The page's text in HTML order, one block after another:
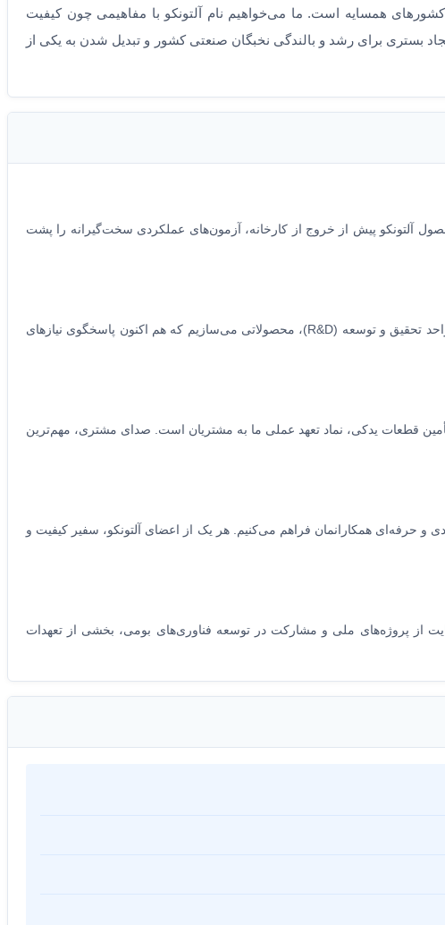
همسایه است. ما می‌خواهیم نام آلتونکو با مفاهیمی چون کیفیت
بستری برای رشد و بالندگی نخبگان صنعتی کشور و تبدیل شدن به یکی از
آلتونکو پیش از خروج از کارخانه، آزمون‌های عملکردی سخت‌گیرانه را پشت
نوآوری در آلتونکو، هدف نیست بلکه ابزاری است برای حل مسائل واقعی. ما با پایش مستمر فناوری‌های روز دنیا و سرمایه‌گذاری در واحد تحقیق و توسعه (R&D)، محصولاتی می‌سازیم که هم اکنون پاسخگوی نیازهای
خدمات پس از فروش، پشتیبانی فنی مستمر و تأمین قطعات یدکی، نماد تعهد عملی ما به مشتریان است. صدای مشتری، مهم‌ترین
و حرفه‌ای همکارانمان فراهم می‌کنیم. هر یک از اعضای آلتونکو، سفیر کیفیت و
از پروژه‌های ملی و مشارکت در توسعه فناوری‌های بومی، بخشی از تعهدات